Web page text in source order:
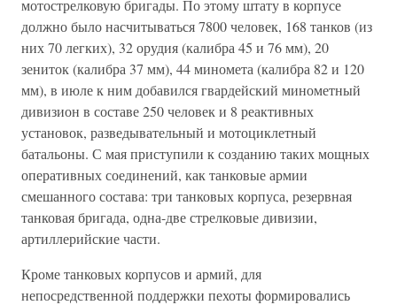
мотострелковую бригады. По этому штату в корпусе
должно было насчитываться 7800 человек, 168 танков (из
них 70 легких), 32 орудия (калибра 45 и 76 мм), 20
зениток (калибра 37 мм), 44 миномета (калибра 82 и 120
мм), в июле к ним добавился гвардейский минометный
дивизион в составе 250 человек и 8 реактивных
установок, разведывательный и мотоциклетный
батальоны. С мая приступили к созданию таких мощных
оперативных соединений, как танковые армии
смешанного состава: три танковых корпуса, резервная
танковая бригада, одна-две стрелковые дивизии,
артиллерийские части.
Кроме танковых корпусов и армий, для
непосредственной поддержки пехоты формировались